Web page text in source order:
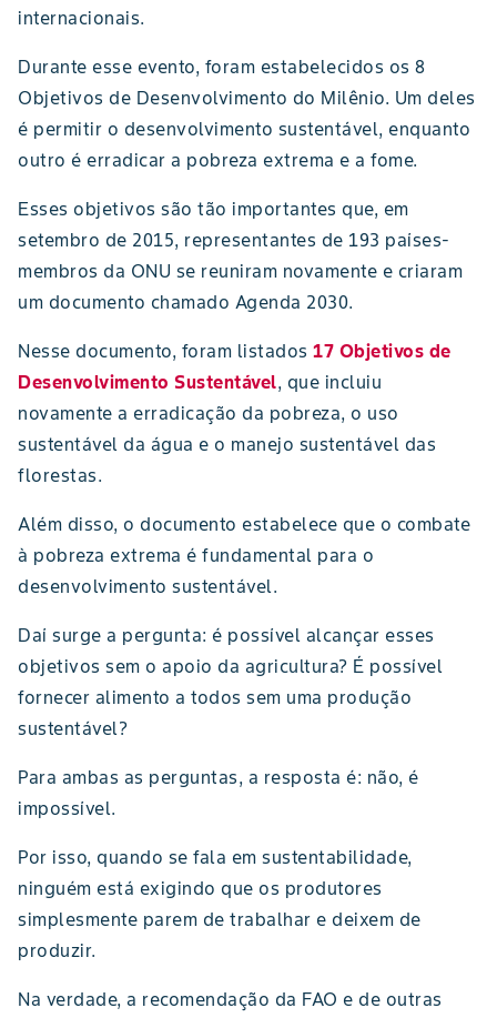
internacionais.
Durante esse evento, foram estabelecidos os 8
Objetivos de Desenvolvimento do Milênio. Um deles
é permitir o desenvolvimento sustentável, enquanto
outro é erradicar a pobreza extrema e a fome.
Esses objetivos são tão importantes que, em
setembro de 2015, representantes de 193 países-
membros da ONU se reuniram novamente e criaram
um documento chamado Agenda 2030.
Nesse documento, foram listados 17 Objetivos de
Desenvolvimento Sustentável, que incluiu
novamente a erradicação da pobreza, o uso
sustentável da água e o manejo sustentável das
florestas.
Além disso, o documento estabelece que o combate
à pobreza extrema é fundamental para o
desenvolvimento sustentável.
Daí surge a pergunta: é possível alcançar esses
objetivos sem o apoio da agricultura? É possível
fornecer alimento a todos sem uma produção
sustentável?
Para ambas as perguntas, a resposta é: não, é
impossível.
Por isso, quando se fala em sustentabilidade,
ninguém está exigindo que os produtores
simplesmente parem de trabalhar e deixem de
produzir.
Na verdade, a recomendação da FAO e de outras